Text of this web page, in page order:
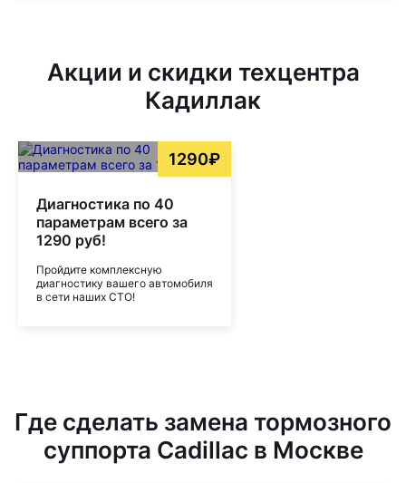
Акции и скидки техцентра
Кадиллак
1290₽
Диагностика по 40
параметрам всего за
1290 руб!
Пройдите комплексную
диагностику вашего автомобиля
в сети наших СТО!
Где сделать замена тормозного
суппорта Cadillac в Москве